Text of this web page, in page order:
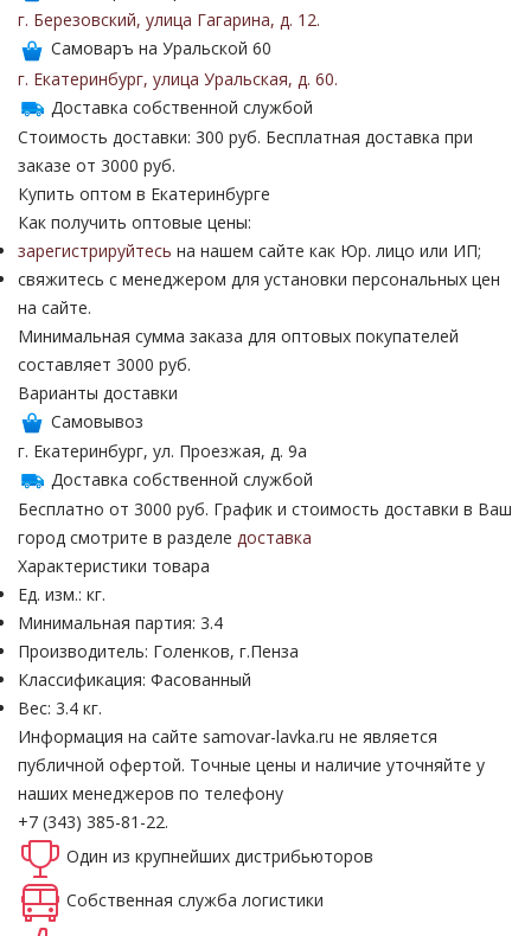
г. Березовский, улица Гагарина, д. 12.
Самоваръ на Уральской 60
г. Екатеринбург, улица Уральская, д. 60.
Доставка собственной службой
Стоимость доставки: 300 руб. Бесплатная доставка при
заказе от 3000 руб.
Купить оптом в Екатеринбурге
Как получить оптовые цены:
зарегистрируйтесь на нашем сайте как Юр. лицо или ИП;
свяжитесь с менеджером для установки персональных цен
на сайте.
Минимальная сумма заказа для оптовых покупателей
составляет 3000 руб.
Варианты доставки
Самовывоз
г. Екатеринбург, ул. Проезжая, д. 9а
Доставка собственной службой
Бесплатно от 3000 руб. График и стоимость доставки в Ваш
город смотрите в разделе доставка
Характеристики товара
Ед. изм.: кг.
Минимальная партия: 3.4
Производитель: Голенков, г.Пенза
Классификация: Фасованный
Вес: 3.4 кг.
Информация на сайте samovar-lavka.ru не является
публичной офертой. Точные цены и наличие уточняйте у
наших менеджеров по телефону
+7 (343) 385-81-22.
Один из крупнейших дистрибьюторов
Собственная служба логистики